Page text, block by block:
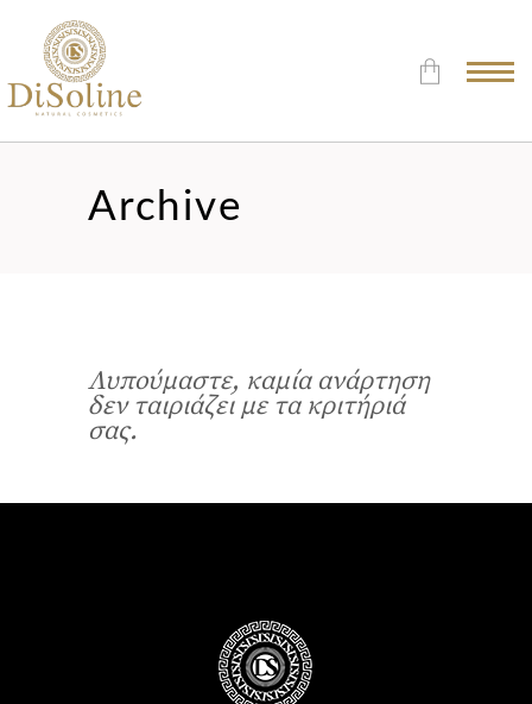
Καλάθι.
Archive
Λυπούμαστε, καμία ανάρτηση
δεν ταιριάζει με τα κριτήριά
σας.